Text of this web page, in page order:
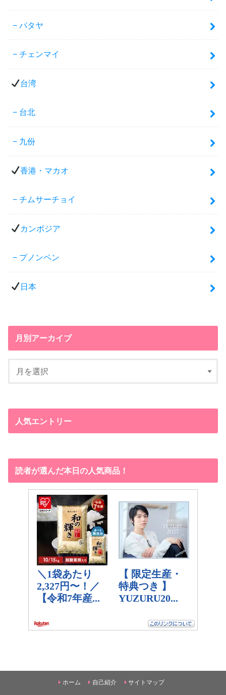
パタヤ
チェンマイ
台湾
台北
九份
香港・マカオ
チムサーチョイ
カンボジア
プノンペン
日本
月別アーカイブ
人気エントリー
読者が選んだ本日の人気商品！
ホーム 自己紹介 サイトマップ